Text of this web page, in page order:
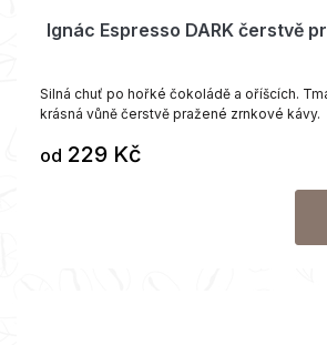
Ignác Espresso DARK čerstvě
od 229 Kč
Silná chuť po hořké čokoládě a oříšcích.
krásná vůně čerstvě pražené zrnkové kávy.